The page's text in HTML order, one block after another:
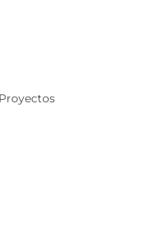
Proyectos